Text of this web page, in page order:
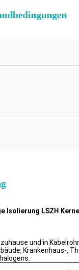
LSZH Kerne
und in
Krankenhaus-,